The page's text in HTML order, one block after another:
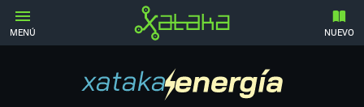
MENÚ NUEVO